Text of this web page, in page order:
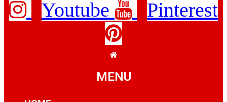
Youtube
Pinterest
MENU